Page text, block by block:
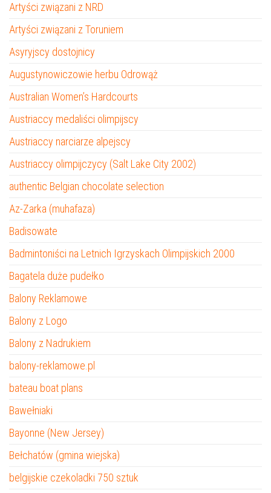
Artyści związani z NRD
Artyści związani z Toruniem
Asyryjscy dostojnicy
Augustynowiczowie herbu Odrowąż
Australian Women’s Hardcourts
Austriaccy medaliści olimpijscy
Austriaccy narciarze alpejscy
Austriaccy olimpijczycy (Salt Lake City 2002)
authentic Belgian chocolate selection
Az-Zarka (muhafaza)
Badisowate
Badmintoniści na Letnich Igrzyskach Olimpijskich 2000
Bagatela duże pudełko
Balony Reklamowe
Balony z Logo
Balony z Nadrukiem
balony-reklamowe.pl
bateau boat plans
Bawełniaki
Bayonne (New Jersey)
Bełchatów (gmina wiejska)
belgijskie czekoladki 750 sztuk